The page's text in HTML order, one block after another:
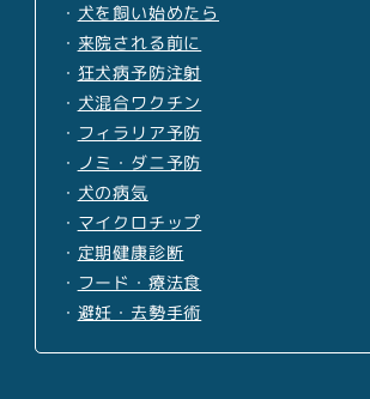
・ 犬を飼い始めたら
・ 来院される前に
・ 狂犬病予防注射
・ 犬混合ワクチン
・ フィラリア予防
・ ノミ・ダニ予防
・ 犬の病気
・ マイクロチップ
・ 定期健康診断
・ フード・療法食
・ 避妊・去勢手術